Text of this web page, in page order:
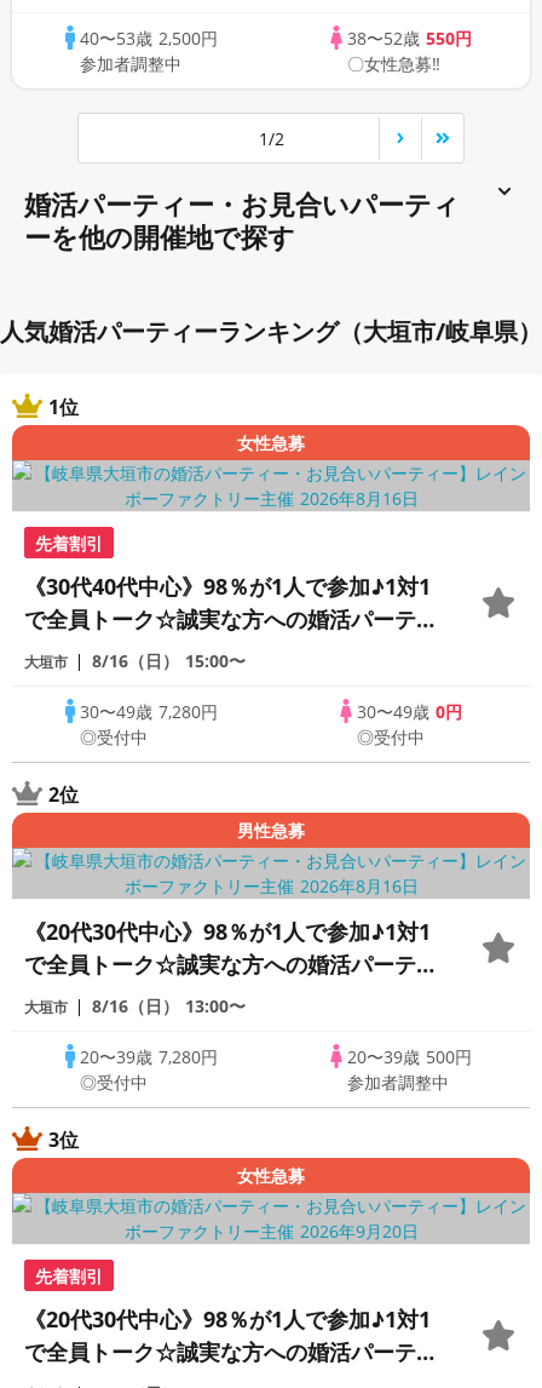
PARTY!!40〜53歳 2,500円
参加者調整中
38〜52歳 550円
〇女性急募‼
1/2
婚活パーティー・お見合いパーティ
ーを他の開催地で探す
人気婚活パーティーランキング（大垣市/岐阜県）
1位
女性急募
先着割引
《30代40代中心》98％が1人で参加♪1対1
で全員トーク☆誠実な方への婚活パーティ
ー
大垣市 8/16（日） 15:00〜
30〜49歳 7,280円
◎受付中
30〜49歳 0円
◎受付中
2位
男性急募
《20代30代中心》98％が1人で参加♪1対1
で全員トーク☆誠実な方への婚活パーティ
ー
大垣市 8/16（日） 13:00〜
20〜39歳 7,280円
◎受付中
20〜39歳 500円
参加者調整中
3位
女性急募
先着割引
《20代30代中心》98％が1人で参加♪1対1
で全員トーク☆誠実な方への婚活パーティ